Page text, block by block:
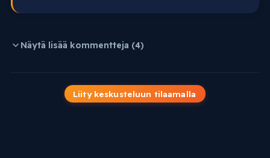
Näytä lisää kommentteja (4)
Liity keskusteluun tilaamalla